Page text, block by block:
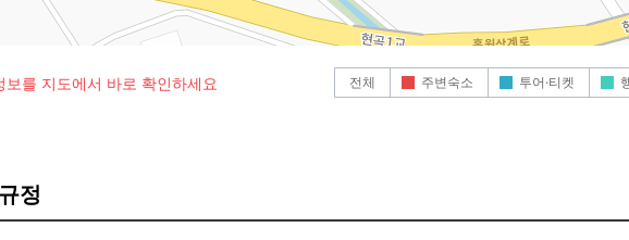
보를 지도에서 바로 확인하세요 전체 주변숙소 투어·티켓
정